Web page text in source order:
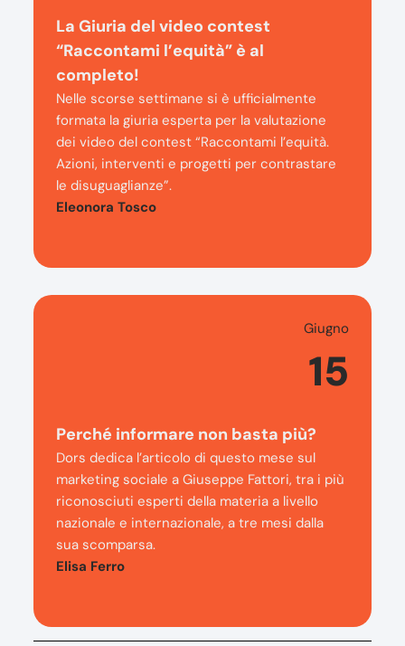
La Giuria del video contest
“Raccontami l’equità” è al
completo!
Nelle scorse settimane si è ufficialmente
formata la giuria esperta per la valutazione
dei video del contest “Raccontami l’equità.
Azioni, interventi e progetti per contrastare
le disuguaglianze”.
Eleonora Tosco
Giugno
15
Perché informare non basta più?
Dors dedica l’articolo di questo mese sul
marketing sociale a Giuseppe Fattori, tra i più
riconosciuti esperti della materia a livello
nazionale e internazionale, a tre mesi dalla
sua scomparsa.
Elisa Ferro